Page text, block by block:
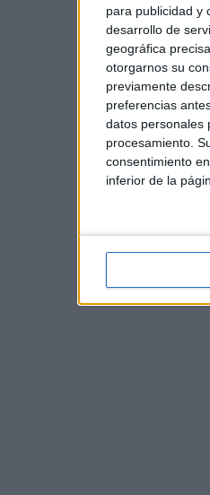
para publicidad y
desarrollo de
geográfica
otorgarnos su
previamente
preferencias
datos personales
procesamiento.
consentimiento
inferior de la